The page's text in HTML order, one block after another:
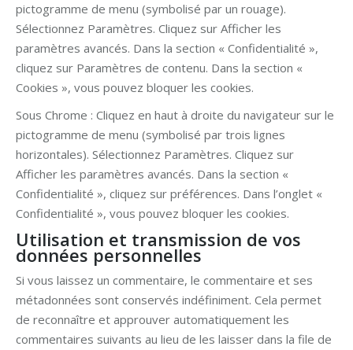
pictogramme de menu (symbolisé par un rouage).
Sélectionnez Paramètres. Cliquez sur Afficher les
paramètres avancés. Dans la section « Confidentialité »,
cliquez sur Paramètres de contenu. Dans la section «
Cookies », vous pouvez bloquer les cookies.
Sous Chrome : Cliquez en haut à droite du navigateur sur le
pictogramme de menu (symbolisé par trois lignes
horizontales). Sélectionnez Paramètres. Cliquez sur
Afficher les paramètres avancés. Dans la section «
Confidentialité », cliquez sur préférences. Dans l’onglet «
Confidentialité », vous pouvez bloquer les cookies.
Utilisation et transmission de vos
données personnelles
Si vous laissez un commentaire, le commentaire et ses
métadonnées sont conservés indéfiniment. Cela permet
de reconnaître et approuver automatiquement les
commentaires suivants au lieu de les laisser dans la file de